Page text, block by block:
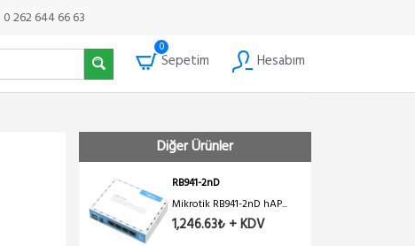
0 262 644 66 63
0
Sepetim Hesabım
Diğer Ürünler
RB941-2nD
Mikrotik RB941-2nD hAP...
1,246.63₺ + KDV